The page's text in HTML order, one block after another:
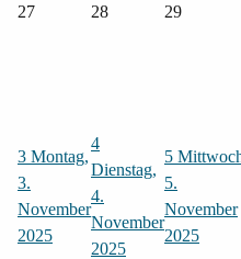
27
28 29
3 Montag,
3.
November
2025
4
Dienstag,
4.
November
2025
5
5.
November
2025